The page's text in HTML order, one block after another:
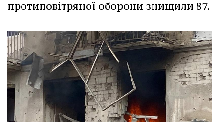
протиповітряної оборони знищили 87.